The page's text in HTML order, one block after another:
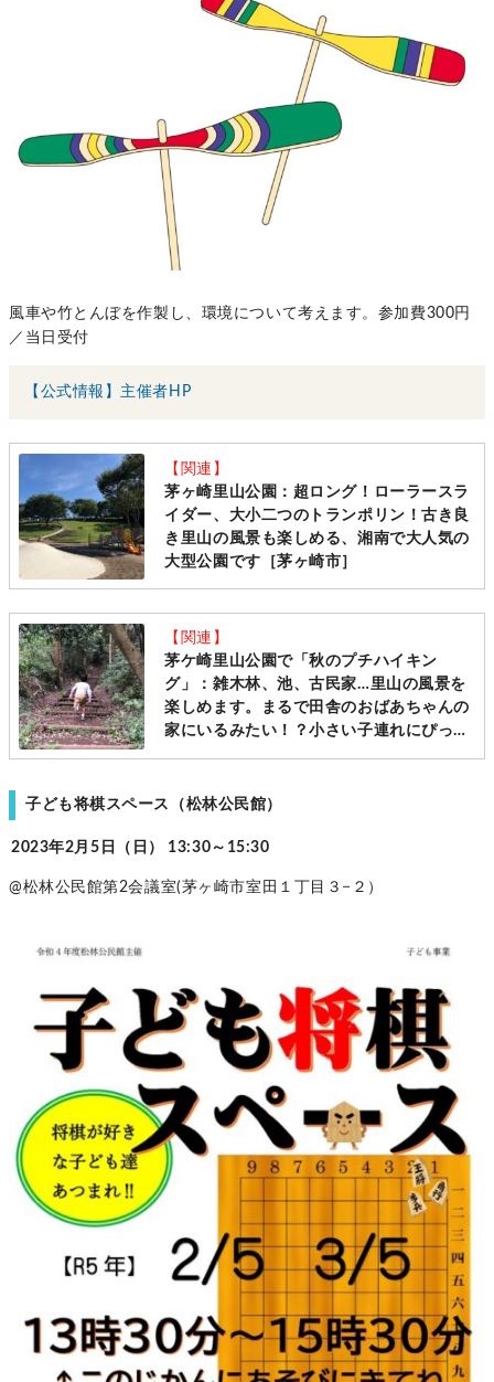
風車や竹とんぼを作製し、環境について考えます。参加費300円
／当日受付
【公式情報】主催者HP
【関連】
茅ヶ崎里山公園：超ロング！ローラースラ
イダー、大小二つのトランポリン！古き良
き里山の風景も楽しめる、湘南で大人気の
大型公園です［茅ヶ崎市］
【関連】
茅ケ崎里山公園で「秋のプチハイキン
グ」：雑木林、池、古民家…里山の風景を
楽しめます。まるで田舎のおばあちゃんの
家にいるみたい！？小さい子連れにぴった
子ども将棋スペース（松林公民館）
2023年2月5日（日） 13:30～15:30
@松林公民館第2会議室(茅ヶ崎市室田１丁目３−２）